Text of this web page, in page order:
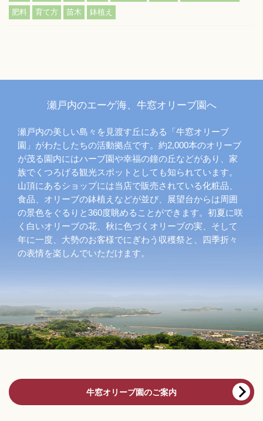
肥料 育て方 苗木 鉢植え
瀬戸内のエーゲ海、牛窓オリーブ園へ
瀬戸内の美しい島々を見渡す丘にある「牛窓オリーブ
園」がわたしたちの活動拠点です。約2,000本のオリーブ
が茂る園内にはハーブ園や幸福の鐘の丘などがあり、家
族でくつろげる観光スポットとしても知られています。
山頂にあるショップには当店で販売されている化粧品、
食品、オリーブの鉢植えなどが並び、展望台からは周囲
の景色をぐるりと360度眺めることができます。初夏に咲
く白いオリーブの花、秋に色づくオリーブの実、そして
年に一度、大勢のお客様でにぎわう収穫祭と、四季折々
の表情を楽しんでいただけます。
牛窓オリーブ園のご案内